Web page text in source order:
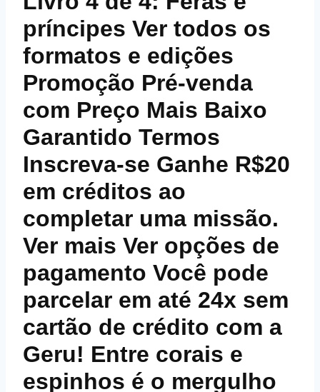
príncipes Ver todos os
formatos e edições
Promoção Pré-venda
com Preço Mais Baixo
Garantido Termos
Inscreva-se Ganhe R$20
em créditos ao
completar uma missão.
Ver mais Ver opções de
pagamento Você pode
parcelar em até 24x sem
cartão de crédito com a
Geru! Entre corais e
espinhos é o mergulho